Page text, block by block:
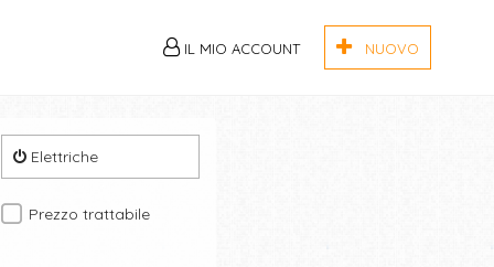
IL MIO ACCOUNT NUOVO
Elettriche
Prezzo trattabile